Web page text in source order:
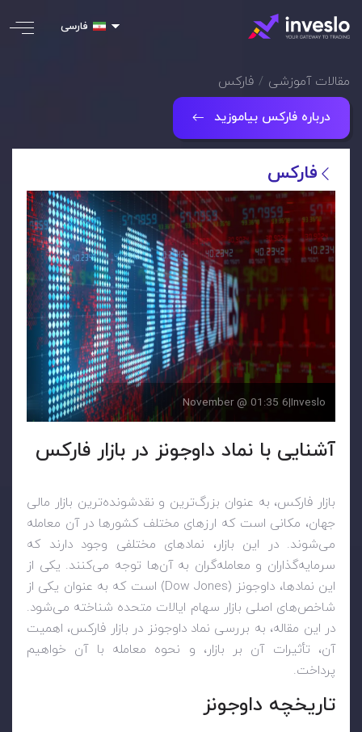
فارسی
مقالات آموزشی فارکس
درباره فارکس بیاموزید
فارکس
Inveslo
|
6 November @ 01:35
آشنایی با نماد داوجونز در بازار فارکس
بازار فارکس، به عنوان بزرگ‌ترین و نقدشونده‌ترین بازار مالی
جهان، مکانی است که ارزهای مختلف کشورها در آن معامله
می‌شوند. در این بازار، نمادهای مختلفی وجود دارند که
سرمایه‌گذاران و معامله‌گران به آن‌ها توجه می‌کنند. یکی از
این نمادها، داوجونز (Dow Jones) است که به عنوان یکی از
شاخص‌های اصلی بازار سهام ایالات متحده شناخته می‌شود.
در این مقاله، به بررسی نماد داوجونز در بازار فارکس، اهمیت
آن، تأثیرات آن بر بازار، و نحوه معامله با آن خواهیم
پرداخت.
تاریخچه داوجونز